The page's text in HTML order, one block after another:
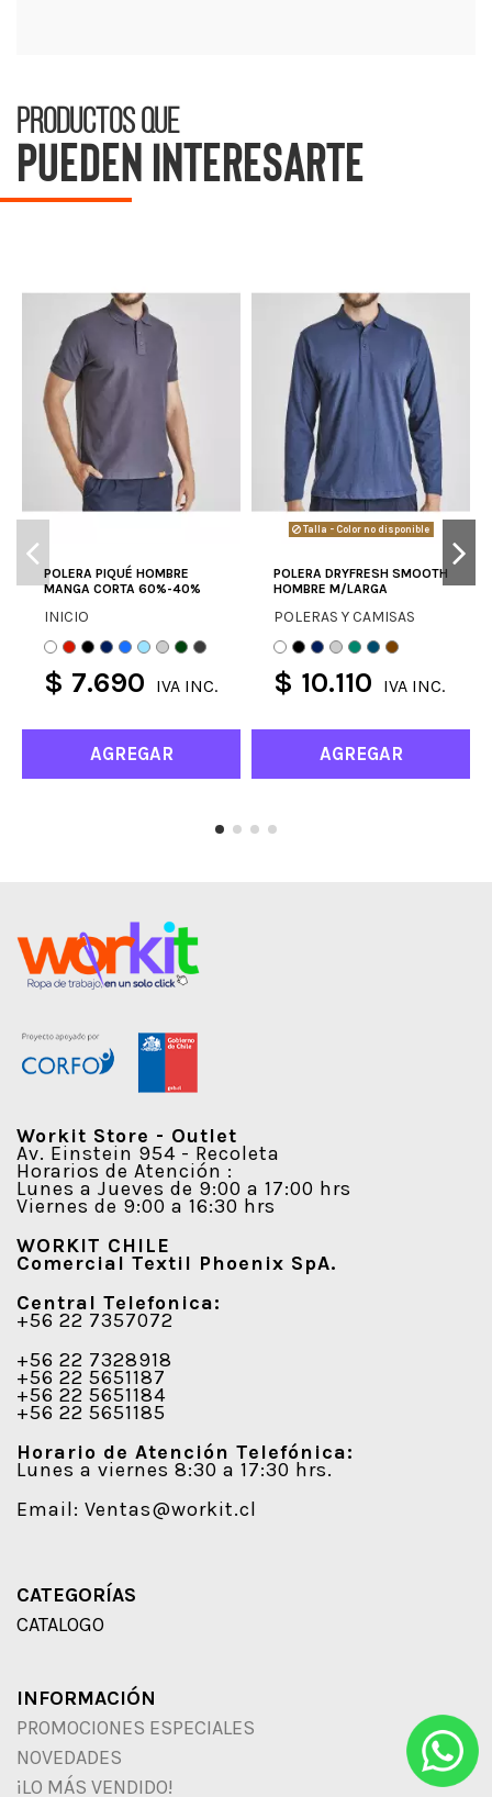
Productos que
pueden interesarte
POLERA PIQUÉ HOMBRE
MANGA CORTA 60%-40%
INICIO
$ 7.690 IVA INC.
AGREGAR
Talla - Color no disponible
POLERA DRYFRESH SMOOTH
HOMBRE M/LARGA
POLERAS Y CAMISAS
$ 10.110 IVA INC.
AGREGAR
Workit Store - Outlet
Av. Einstein 954 - Recoleta
Horarios de Atención :
Lunes a Jueves de 9:00 a 17:00 hrs
Viernes de 9:00 a 16:30 hrs
WORKIT CHILE
Comercial Textil Phoenix SpA.
Central Telefonica:
+56 22 7357072
+56 22 7328918
+56 22 5651187
+56 22 5651184
+56 22 5651185
Horario de Atención Telefónica:
Lunes a viernes 8:30 a 17:30 hrs.
Email: Ventas@workit.cl
CATEGORÍAS
CATALOGO
INFORMACIÓN
PROMOCIONES ESPECIALES
NOVEDADES
¡LO MÁS VENDIDO!